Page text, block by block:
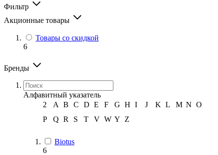
Фильтр
Акционные товары
Товары со скидкой
6
Бренды
Алфавитный указатель
2
A B C D E F G H I J K L M N O
P
Q R S T V W Y Z
Biotus
6